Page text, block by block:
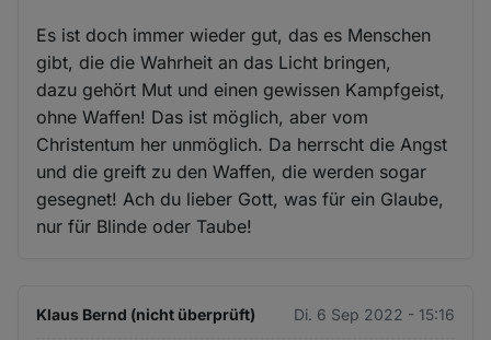
Es ist doch immer wieder gut, das es Menschen
gibt, die die Wahrheit an das Licht bringen,
dazu gehört Mut und einen gewissen Kampfgeist,
ohne Waffen! Das ist möglich, aber vom
Christentum her unmöglich. Da herrscht die Angst
und die greift zu den Waffen, die werden sogar
gesegnet! Ach du lieber Gott, was für ein Glaube,
nur für Blinde oder Taube!
Klaus Bernd (nicht überprüft) Di. 6 Sep 2022 - 15:16